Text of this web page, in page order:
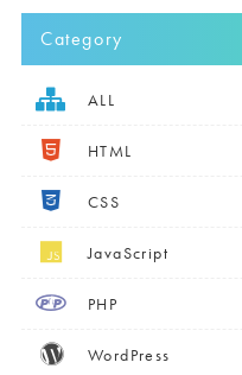
Category
ALL
HTML
CSS
JavaScript
PHP
WordPress